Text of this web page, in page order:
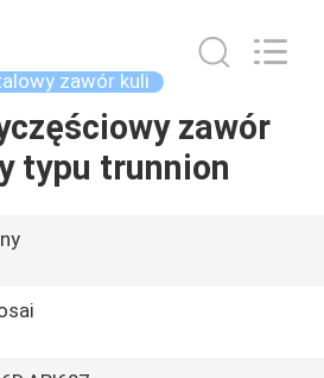
zawór kuli
zawór
typu trunnion